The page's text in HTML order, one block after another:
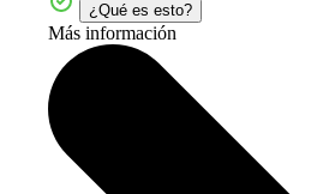
¿Qué es esto?
Más información